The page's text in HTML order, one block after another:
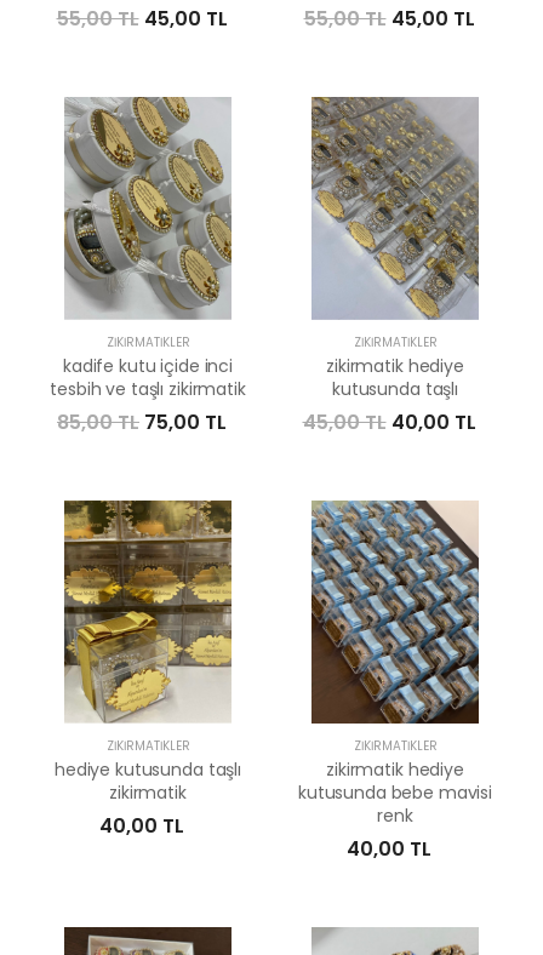
55,00 TL 45,00 TL 55,00 TL 45,00 TL
ZIKIRMATIKLER
kadife kutu içide inci
tesbih ve taşlı zikirmatik
85,00 TL 75,00 TL
ZIKIRMATIKLER
zikirmatik hediye
kutusunda taşlı
45,00 TL 40,00 TL
ZIKIRMATIKLER
hediye kutusunda taşlı
zikirmatik
40,00 TL
ZIKIRMATIKLER
zikirmatik hediye
kutusunda bebe mavisi
renk
40,00 TL